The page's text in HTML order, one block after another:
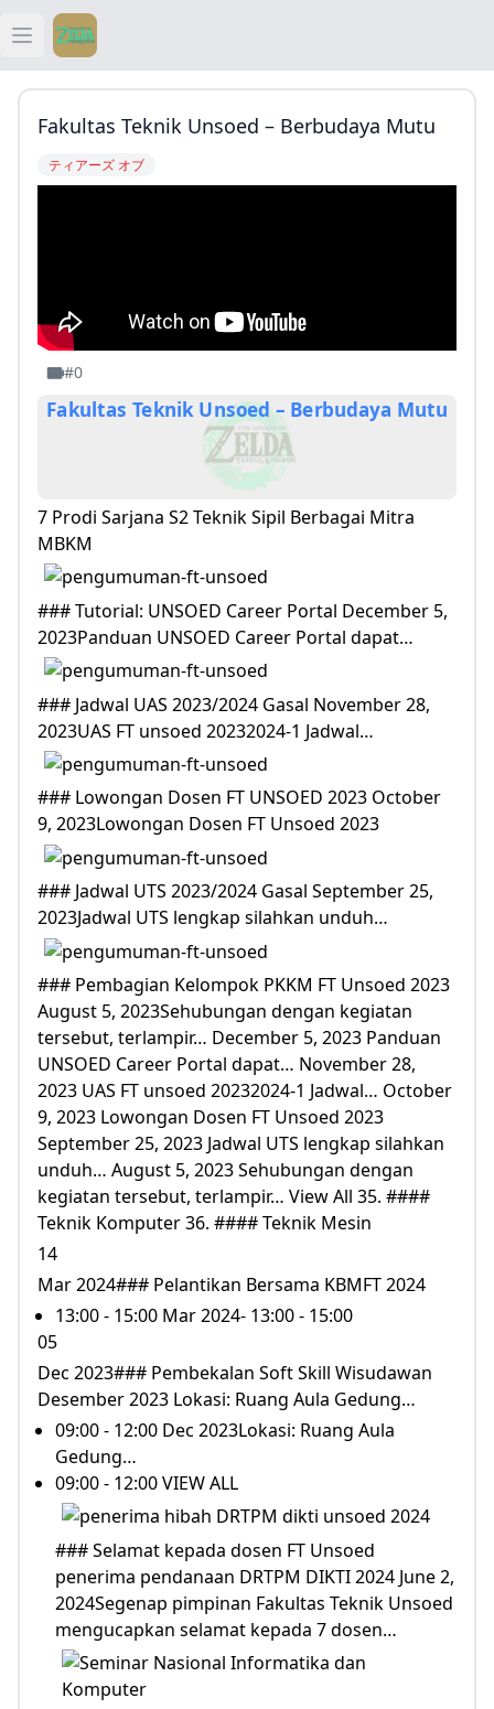
Open main menu
ティアキン
Fakultas Teknik Unsoed – Berbudaya Mutu
ティアーズ オブ
#0
Fakultas Teknik Unsoed – Berbudaya Mutu
7 Prodi Sarjana S2 Teknik Sipil Berbagai Mitra
MBKM
### Tutorial: UNSOED Career Portal December 5,
2023Panduan UNSOED Career Portal dapat…
### Jadwal UAS 2023/2024 Gasal November 28,
2023UAS FT unsoed 20232024-1 Jadwal…
### Lowongan Dosen FT UNSOED 2023 October
9, 2023Lowongan Dosen FT Unsoed 2023
### Jadwal UTS 2023/2024 Gasal September 25,
2023Jadwal UTS lengkap silahkan unduh…
### Pembagian Kelompok PKKM FT Unsoed 2023
August 5, 2023Sehubungan dengan kegiatan
tersebut, terlampir… December 5, 2023 Panduan
UNSOED Career Portal dapat… November 28,
2023 UAS FT unsoed 20232024-1 Jadwal… October
9, 2023 Lowongan Dosen FT Unsoed 2023
September 25, 2023 Jadwal UTS lengkap silahkan
unduh… August 5, 2023 Sehubungan dengan
kegiatan tersebut, terlampir… View All 35. ####
Teknik Komputer 36. #### Teknik Mesin
14
Mar 2024### Pelantikan Bersama KBMFT 2024
13:00 - 15:00 Mar 2024- 13:00 - 15:00
05
Dec 2023### Pembekalan Soft Skill Wisudawan
Desember 2023 Lokasi: Ruang Aula Gedung…
09:00 - 12:00 Dec 2023Lokasi: Ruang Aula
Gedung…
09:00 - 12:00 VIEW ALL
### Selamat kepada dosen FT Unsoed
penerima pendanaan DRTPM DIKTI 2024 June 2,
2024Segenap pimpinan Fakultas Teknik Unsoed
mengucapkan selamat kepada 7 dosen…